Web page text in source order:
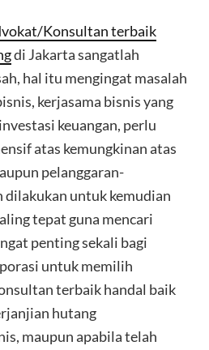
Konsultan terbaik
di Jakarta sangatlah
hal itu mengingat masalah
kerjasama bisnis yang
keuangan, perlu
atas kemungkinan atas
pelanggaran-
dilakukan untuk kemudian
tepat guna mencari
penting sekali bagi
untuk memilih
terbaik handal baik
hutang
maupun apabila telah